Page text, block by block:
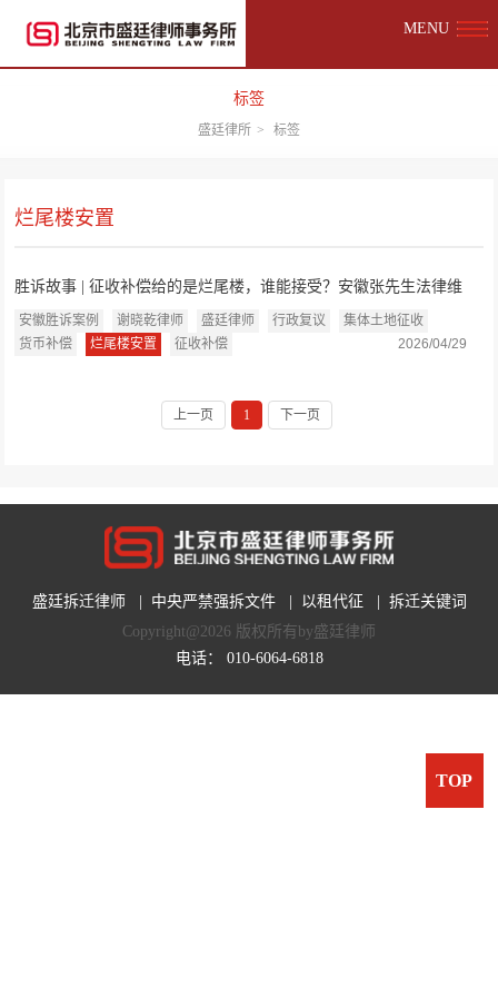
MENU
标签
盛廷律所 > 标签
烂尾楼安置
胜诉故事 | 征收补偿给的是烂尾楼，谁能接受？安徽张先生法律维
权，盛廷律师...
安徽胜诉案例 谢晓乾律师 盛廷律师 行政复议
集体土地征收
货币补偿
烂尾楼安置 征收补偿 2026/04/29
上一页 1 下一页
盛廷拆迁律师 中央严禁强拆文件 以租代征
拆迁关键词
Copyright@2026 版权所有by盛廷律师
电话： 010-6064-6818
TOP